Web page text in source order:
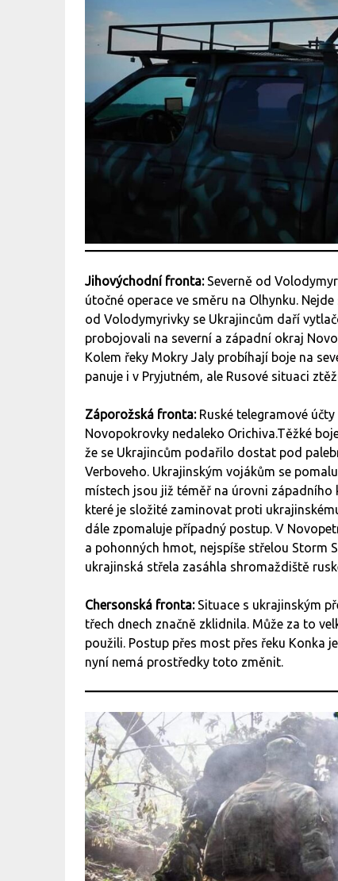
Jihovýchodní fronta: Severně od
útočné operace ve směru na Olhynku.
od Volodymyrivky se Ukrajincům daří
probojovali na severní a západní okraj
Kolem řeky Mokry Jaly probíhají boje na
panuje i v Pryjutném, ale Rusové situaci
Záporožská fronta: Ruské telegramové
Novopokrovky nedaleko Orichiva.Těžké
že se Ukrajincům podařilo dostat pod
Verboveho. Ukrajinským vojákům se
místech jsou již téměř na úrovni západního
které je složité zaminovat proti
dále zpomaluje případný postup. V
a pohonných hmot, nejspíše střelou Storm
ukrajinská střela zasáhla shromaždiště
Chersonská fronta: Situace s ukrajinským
třech dnech značně zklidnila. Může za to
použili. Postup přes most přes řeku Konka
nyní nemá prostředky toto změnit.